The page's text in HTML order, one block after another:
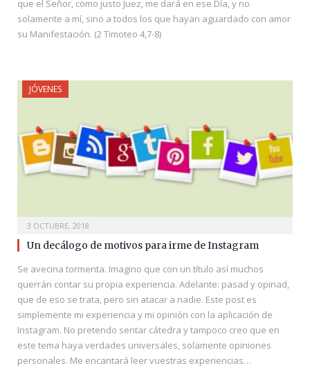
que el Señor, como justo Juez, me dará en ese Día, y no
solamente a mí, sino a todos los que hayan aguardado con amor
su Manifestación. (2 Timoteo 4,7-8)
JÓVENES
3 OCTUBRE, 2018
Un decálogo de motivos para irme de Instagram
Se avecina tormenta. Imagino que con un título así muchos
querrán contar su propia experiencia. Adelante: pasad y opinad,
que de eso se trata, pero sin atacar a nadie. Este post es
simplemente mi experiencia y mi opinión con la aplicación de
Instagram. No pretendo sentar cátedra y tampoco creo que en
este tema haya verdades universales, solamente opiniones
personales. Me encantará leer vuestras experiencias…